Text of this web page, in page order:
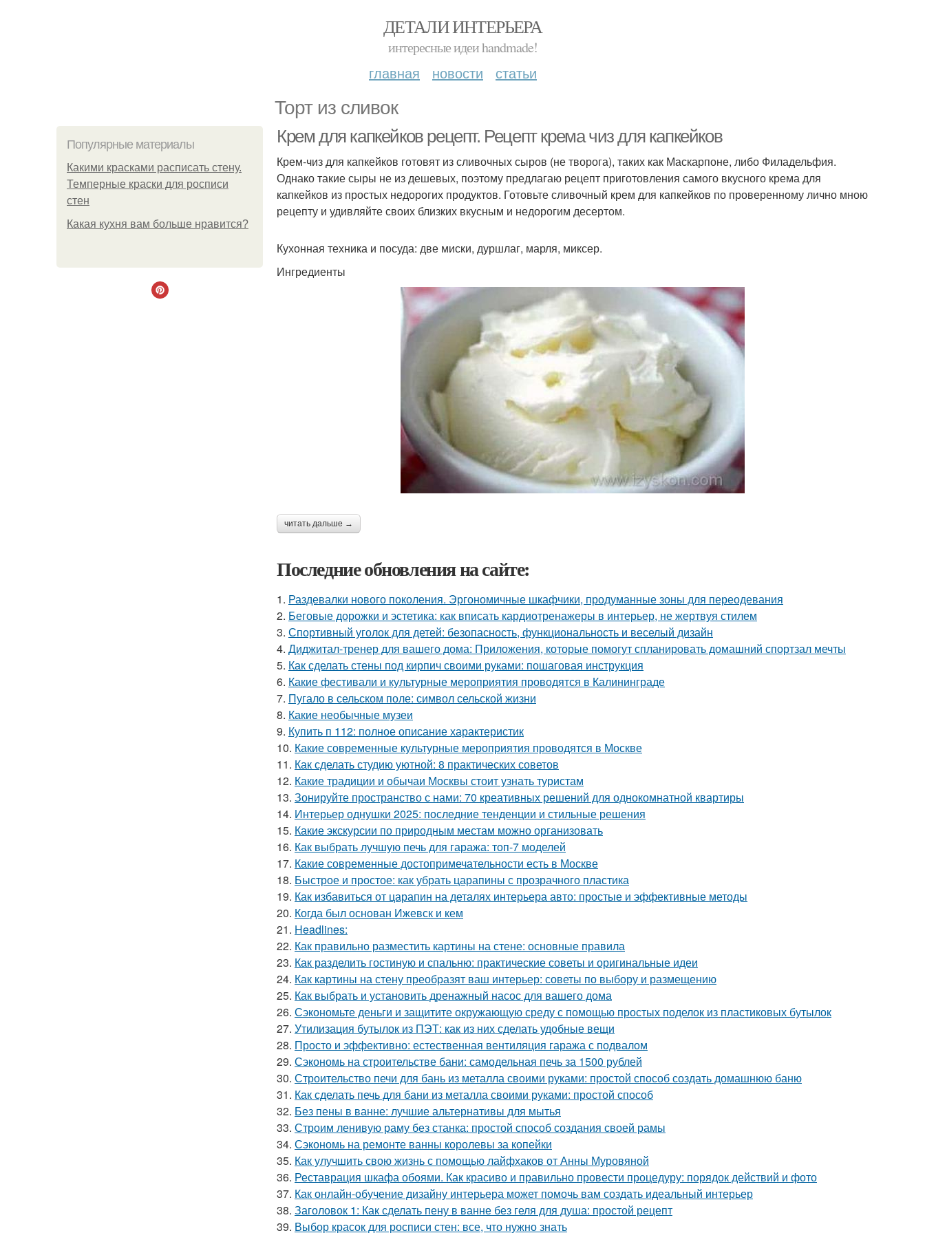
ДЕТАЛИ ИНТЕРЬЕРА
интересные идеи handmade!
главная новости статьи
Торт из сливок
Популярные материалы
Какими красками расписать стену.
Темперные краски для росписи
стен
Какая кухня вам больше нравится?
Крем для капкейков рецепт. Рецепт крема чиз для капкейков
Крем-чиз для капкейков готовят из сливочных сыров (не творога), таких как Маскарпоне, либо Филадельфия.
Однако такие сыры не из дешевых, поэтому предлагаю рецепт приготовления самого вкусного крема для
капкейков из простых недорогих продуктов. Готовьте сливочный крем для капкейков по проверенному лично мною
рецепту и удивляйте своих близких вкусным и недорогим десертом.
Кухонная техника и посуда: две миски, дуршлаг, марля, миксер.
Ингредиенты
читать дальше →
Последние обновления на сайте:
1. Раздевалки нового поколения. Эргономичные шкафчики, продуманные зоны для переодевания
2. Беговые дорожки и эстетика: как вписать кардиотренажеры в интерьер, не жертвуя стилем
3. Спортивный уголок для детей: безопасность, функциональность и веселый дизайн
4. Диджитал-тренер для вашего дома: Приложения, которые помогут спланировать домашний спортзал мечты
5. Как сделать стены под кирпич своими руками: пошаговая инструкция
6. Какие фестивали и культурные мероприятия проводятся в Калининграде
7. Пугало в сельском поле: символ сельской жизни
8. Какие необычные музеи
9. Купить п 112: полное описание характеристик
10. Какие современные культурные мероприятия проводятся в Москве
11. Как сделать студию уютной: 8 практических советов
12. Какие традиции и обычаи Москвы стоит узнать туристам
13. Зонируйте пространство с нами: 70 креативных решений для однокомнатной квартиры
14. Интерьер однушки 2025: последние тенденции и стильные решения
15. Какие экскурсии по природным местам можно организовать
16. Как выбрать лучшую печь для гаража: топ-7 моделей
17. Какие современные достопримечательности есть в Москве
18. Быстрое и простое: как убрать царапины с прозрачного пластика
19. Как избавиться от царапин на деталях интерьера авто: простые и эффективные методы
20. Когда был основан Ижевск и кем
21. Headlines:
22. Как правильно разместить картины на стене: основные правила
23. Как разделить гостиную и спальню: практические советы и оригинальные идеи
24. Как картины на стену преобразят ваш интерьер: советы по выбору и размещению
25. Как выбрать и установить дренажный насос для вашего дома
26. Сэкономьте деньги и защитите окружающую среду с помощью простых поделок из пластиковых бутылок
27. Утилизация бутылок из ПЭТ: как из них сделать удобные вещи
28. Просто и эффективно: естественная вентиляция гаража с подвалом
29. Сэкономь на строительстве бани: самодельная печь за 1500 рублей
30. Строительство печи для бань из металла своими руками: простой способ создать домашнюю баню
31. Как сделать печь для бани из металла своими руками: простой способ
32. Без пены в ванне: лучшие альтернативы для мытья
33. Строим ленивую раму без станка: простой способ создания своей рамы
34. Сэкономь на ремонте ванны королевы за копейки
35. Как улучшить свою жизнь с помощью лайфхаков от Анны Муровяной
36. Реставрация шкафа обоями. Как красиво и правильно провести процедуру: порядок действий и фото
37. Как онлайн-обучение дизайну интерьера может помочь вам создать идеальный интерьер
38. Заголовок 1: Как сделать пену в ванне без геля для душа: простой рецепт
39. Выбор красок для росписи стен: все, что нужно знать